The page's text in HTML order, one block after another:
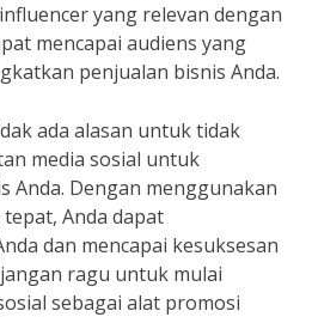
yang relevan dengan
mencapai audiens yang
penjualan bisnis Anda.
ada alasan untuk tidak
media sosial untuk
Anda. Dengan menggunakan
Anda dapat
dan mencapai kesuksesan
ragu untuk mulai
sebagai alat promosi